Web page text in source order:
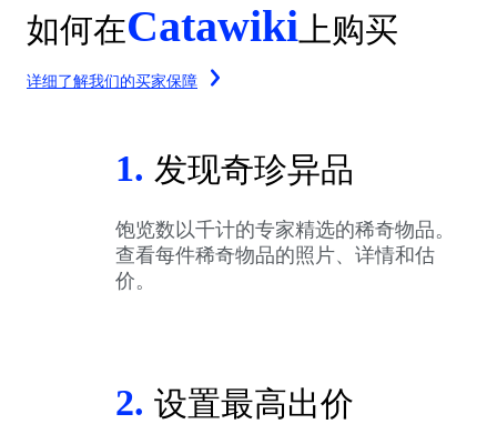
如何在Catawiki 上购买
详细了解我们的买家保障
1. 发现奇珍异品
饱览数以千计的专家精选的稀奇物品。
查看每件稀奇物品的照片、详情和估
价。
2. 设置最高出价